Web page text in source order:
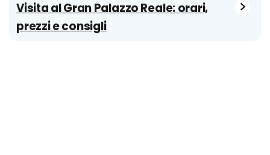
Visita al Gran Palazzo Reale: orari,
prezzi e consigli